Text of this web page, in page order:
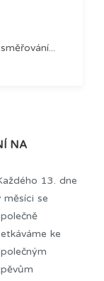
NA
13. dne
měsíci se
ke